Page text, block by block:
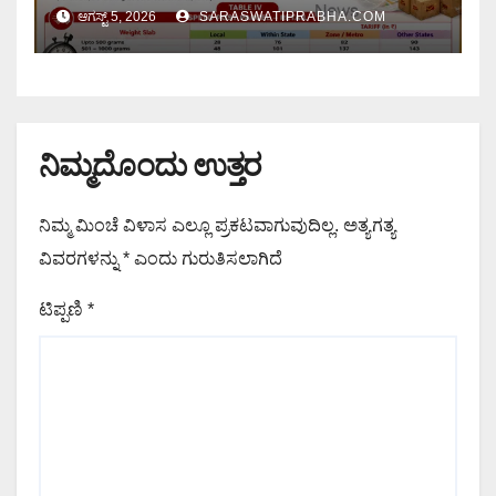
ಆಗಸ್ಟ್ 5, 2026 SARASWATIPRABHA.COM
ನಿಮ್ಮದೊಂದು ಉತ್ತರ
ನಿಮ್ಮ ಮಿಂಚೆ ವಿಳಾಸ ಎಲ್ಲೂ ಪ್ರಕಟವಾಗುವುದಿಲ್ಲ. ಅತ್ಯಗತ್ಯ
ವಿವರಗಳನ್ನು * ಎಂದು ಗುರುತಿಸಲಾಗಿದೆ
ಟಿಪ್ಪಣಿ *